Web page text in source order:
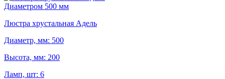
Диаметром 500 мм
Люстра хрустальная Адель
Диаметр, мм: 500
Высота, мм: 200
Ламп, шт: 6